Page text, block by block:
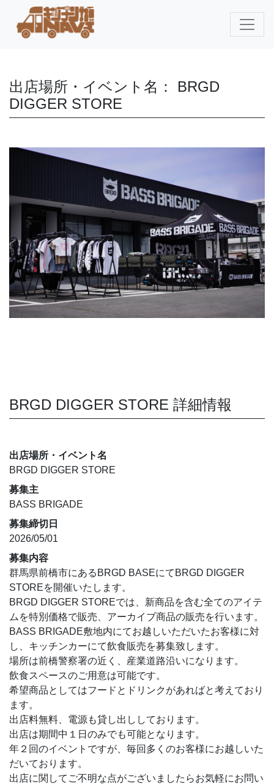
出店場所・イベント名： BRGD
DIGGER STORE
BRGD DIGGER STORE 詳細情報
出店場所・イベント名
BRGD DIGGER STORE
募集主
BASS BRIGADE
募集締切日
2026/05/01
募集内容
群馬県前橋市にあるBRGD BASEにてBRGD DIGGER
STOREを開催いたします。
BRGD DIGGER STOREでは、新商品を含む全てのアイテ
ムを特別価格で販売、アーカイブ商品の販売を行います。
BASS BRIGADE敷地内にてお越しいただいたお客様に対
し、キッチンカーにて飲食販売を募集致します。
場所は前橋警察署の近く、産業道路沿いになります。
飲食スペースのご用意は可能です。
希望商品としてはフードとドリンクがあればと考えており
ます。
出店料無料、電源も貸し出ししております。
出店は期間中１日のみでも可能となります。
年２回のイベントですが、毎回多くのお客様にお越しいた
だいております。
出店に関してご不明な点がございましたらお気軽にお問い